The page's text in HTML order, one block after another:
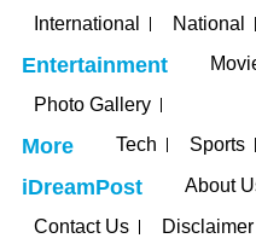
International
National
Entertainment
Photo Gallery
More Tech Sports
iDreamPost About
Contact Us
Disclaimer